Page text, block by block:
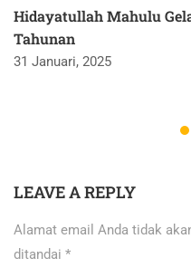
Hidayatullah Mahulu
Tahunan
31 Januari, 2025
LEAVE A REPLY
Alamat email Anda tidak
ditandai *